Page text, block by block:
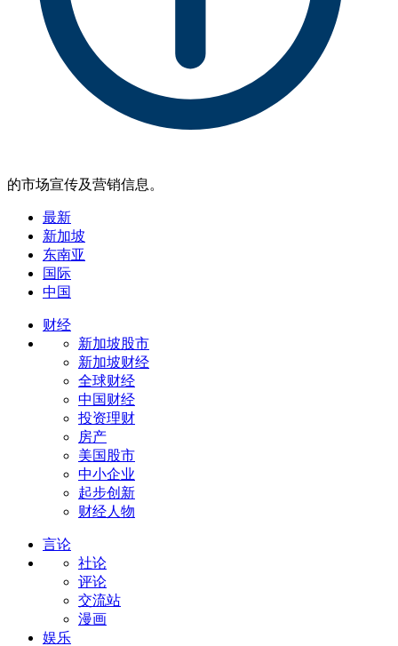
的市场宣传及营销信息。
最新
新加坡
东南亚
国际
中国
财经
新加坡股市
新加坡财经
全球财经
中国财经
投资理财
房产
美国股市
中小企业
起步创新
财经人物
言论
社论
评论
交流站
漫画
娱乐